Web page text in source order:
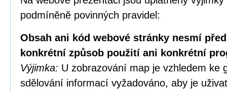
podmíněně povinných pravidel:
Obsah ani kód webové stránky nesmí
konkrétní způsob použití ani konkrétní
Výjimka: U zobrazování map je vzhledem ke
sdělování informací vyžadováno, aby je